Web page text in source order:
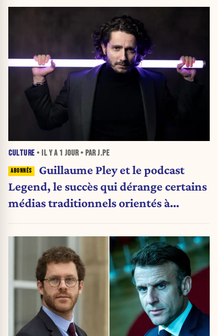
CULTURE • IL Y A 1 JOUR• PAR J.PE
Guillaume Pley et le podcast
Legend, le succès qui dérange certains
médias traditionnels orientés à